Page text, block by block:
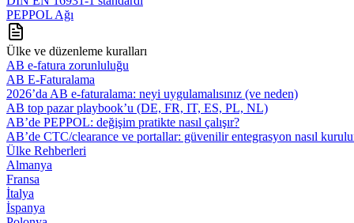
PEPPOL Ağı
Ülke ve düzenleme kuralları
AB e-fatura zorunluluğu
AB E-Faturalama
2026’da AB e‑faturalama: neyi uygulamalısınız (ve neden)
AB top pazar playbook’u (DE, FR, IT, ES, PL, NL)
AB’de PEPPOL: değişim pratikte nasıl çalışır?
AB’de CTC/clearance ve portallar: güvenilir entegrasyon nasıl
Ülke Rehberleri
Almanya
Fransa
İtalya
İspanya